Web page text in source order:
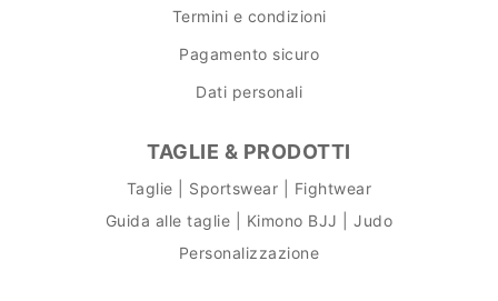
Termini e condizioni
Pagamento sicuro
Dati personali
TAGLIE & PRODOTTI
Taglie | Sportswear | Fightwear
Guida alle taglie | Kimono BJJ | Judo
Personalizzazione